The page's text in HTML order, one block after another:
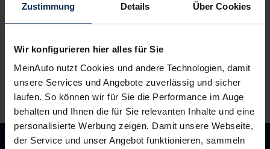
Zustimmung Details Über Cookies
Wir konfigurieren hier alles für Sie
MeinAuto nutzt Cookies und andere Technologien, damit
unsere Services und Angebote zuverlässig und sicher
laufen. So können wir für Sie die Performance im Auge
behalten und Ihnen die für Sie relevanten Inhalte und eine
personalisierte Werbung zeigen. Damit unsere Webseite,
der Service und unser Angebot funktionieren, sammeln
3.Einfach losfahren
vor die Haustür. Und auch während der Laufzeit
genießt du alle Vorteile von MeinAuto.de wie zum
Beispiel
freie Werkstattwahlund persönlichen
Ansprechpartner.